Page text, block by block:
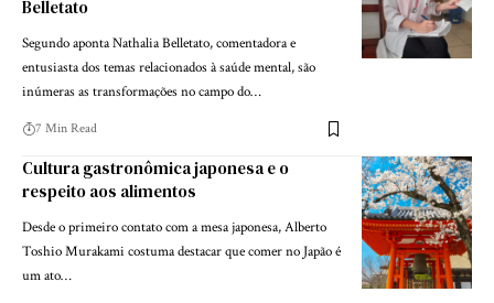
Belletato
Segundo aponta Nathalia Belletato, comentadora e
entusiasta dos temas relacionados à saúde mental, são
inúmeras as transformações no campo do…
7 Min Read
Cultura gastronômica japonesa e o
respeito aos alimentos
Desde o primeiro contato com a mesa japonesa, Alberto
Toshio Murakami costuma destacar que comer no Japão é
um ato…